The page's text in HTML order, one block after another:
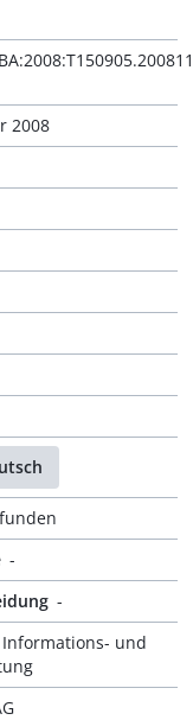
2008
-
-
und